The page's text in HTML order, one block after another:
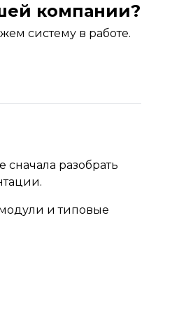
компании?
систему в работе.
разобрать
и типовые